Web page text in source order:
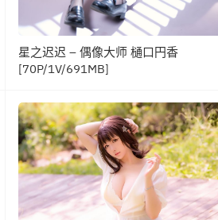
星之迟迟 – 偶像大师 樋口円香
[70P/1V/691MB]